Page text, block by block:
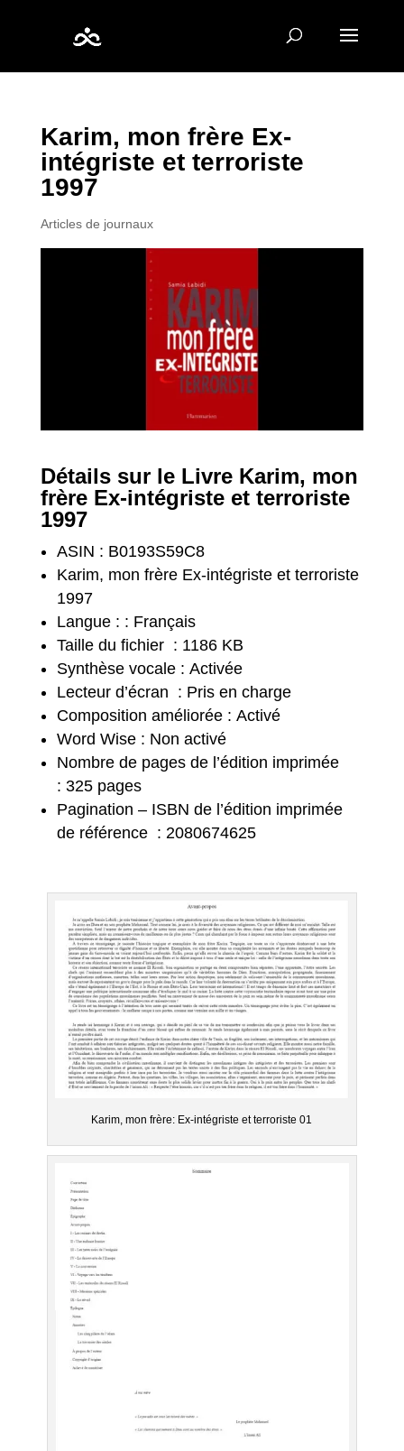
Karim, mon frère Ex-
intégriste et terroriste
1997
Articles de journaux
Détails sur le Livre Karim, mon
frère Ex-intégriste et terroriste
1997
ASIN : B0193S59C8
Karim, mon frère Ex-intégriste et terroriste
1997
Langue : : Français
Taille du fichier : 1186 KB
Synthèse vocale : Activée
Lecteur d’écran : Pris en charge
Composition améliorée : Activé
Word Wise : Non activé
Nombre de pages de l’édition imprimée
: 325 pages
Pagination – ISBN de l’édition imprimée
de référence : 2080674625
Karim, mon frère: Ex-intégriste et terroriste 01